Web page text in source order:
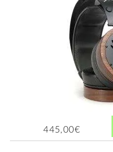
445,00€